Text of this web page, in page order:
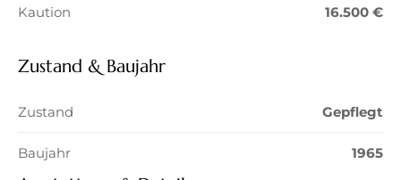
Kaution 16.500 €
Zustand & Baujahr
Zustand Gepflegt
Baujahr 1965